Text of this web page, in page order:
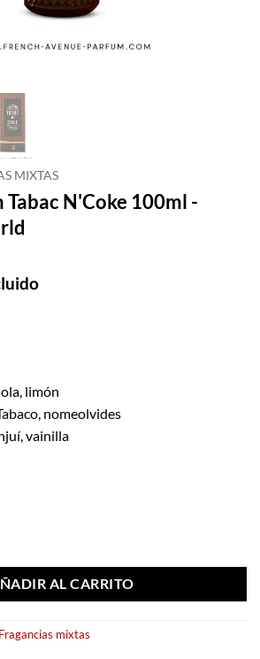
MIXTAS
Tabac N'Coke 100ml -
limón
nomeolvides
vainilla
AL CARRITO
Fragancias mixtas